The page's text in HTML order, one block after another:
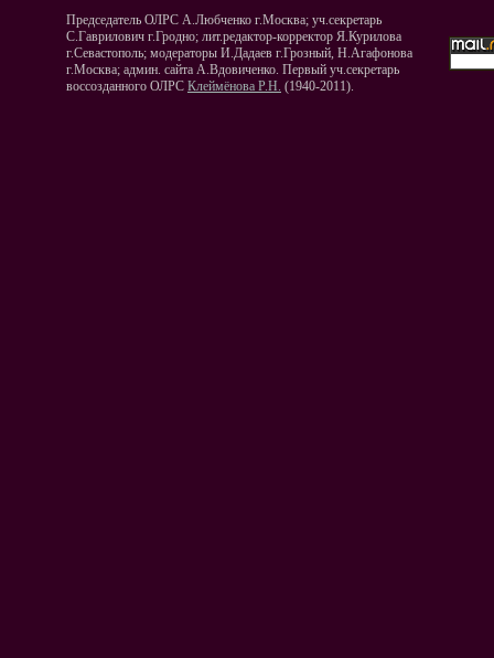
Председатель ОЛРС А.Любченко г.Москва; уч.секретарь
С.Гаврилович г.Гродно; лит.редактор-корректор Я.Курилова
г.Севастополь; модераторы И.Дадаев г.Грозный, Н.Агафонова
г.Москва; админ. сайта А.Вдовиченко. Первый уч.секретарь
воссозданного ОЛРС Клеймёнова Р.Н. (1940-2011).